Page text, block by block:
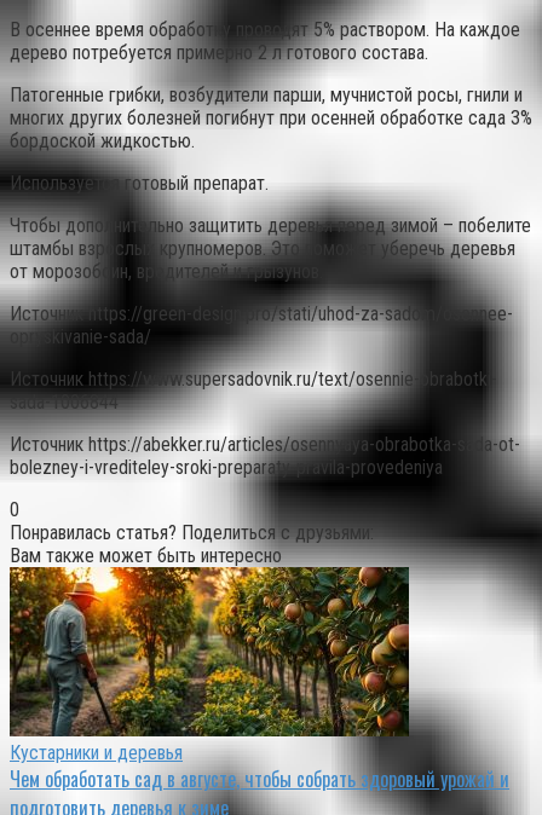
В осеннее время обработку проводят 5% раствором. На каждое
дерево потребуется примерно 2 л готового состава.
Патогенные грибки, возбудители парши, мучнистой росы, гнили и
многих других болезней погибнут при осенней обработке сада 3%
бордоской жидкостью.
Используется готовый препарат.
Чтобы дополнительно защитить деревья перед зимой – побелите
штамбы взрослых крупномеров. Это поможет уберечь деревья
от морозобоин, вредителей и грызунов.
Источникhttps://green-design.pro/stati/uhod-za-sadom/osennee-
opryskivanie-sada/
Источник https://www.supersadovnik.ru/text/osennie-obrabotki-
sada-1006844
Источник https://abekker.ru/articles/osennyaya-obrabotka-sada-ot-
bolezney-i-vrediteley-sroki-preparaty-pravila-provedeniya
0
Понравилась статья? Поделиться с друзьями:
Вам также может быть интересно
Кустарники и деревья
Чем обработать сад в августе, чтобы собрать здоровый урожай и
подготовить деревья к зиме